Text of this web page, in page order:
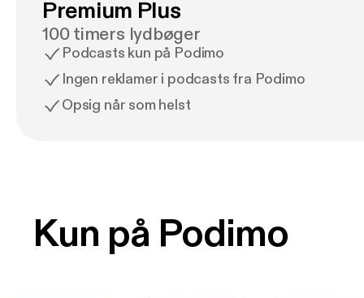
Premium Plus
100 timers lydbøger
Podcasts kun på Podimo
Ingen reklamer i podcasts fra Podimo
Opsig når som helst
Kun på Podimo